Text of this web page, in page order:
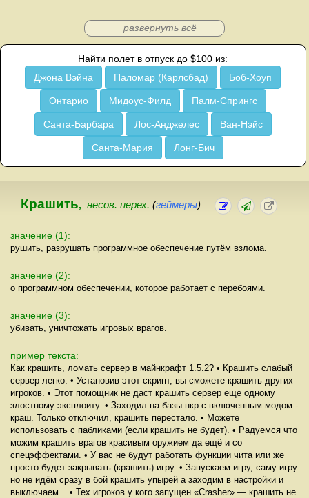
развернуть всё
Найти полет в отпуск до $100 из:
Джона Вэйна
Паломар (Карлсбад) Боб-Хоуп
Онтарио Мидоус-Филд Палм-Спрингс
Санта-Барбара Лос-Анджелес Ван-Нэйс
Санта-Мария Лонг-Бич
Крашить, несов. перех. (геймеры)
значение (1):
рушить, разрушать программное обеспечение путём взлома.
значение (2):
о программном обеспечении, которое работает с перебоями.
значение (3):
убивать, уничтожать игровых врагов.
пример текста:
Как крашить, ломать сервер в майнкрафт 1.5.2? • Крашить слабый
сервер легко. • Установив этот скрипт, вы сможете крашить других
игроков. • Этот помощник не даст крашить сервер еще одному
злостному эксплоиту. • Заходил на базы нкр с включенным модом -
краш. Только отключил, крашить перестало. • Можете
использовать с пабликами (если крашить не будет). • Радуемся что
можим крашить врагов красивым оружием да ещё и со
спецэффектами. • У вас не будут работать функции чита или же
просто будет закрывать (крашить) игру. • Запускаем игру, саму игру
но не идём сразу в бой крашить упырей а заходим в настройки и
выключаем... • Тех игроков у кого запущен «Crasher» — крашить не